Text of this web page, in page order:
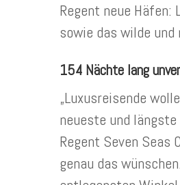
Regent neue Häfen:
sowie das wilde und
154 Nächte lang
„Luxusreisende
neueste und
Regent Seven Seas
genau das